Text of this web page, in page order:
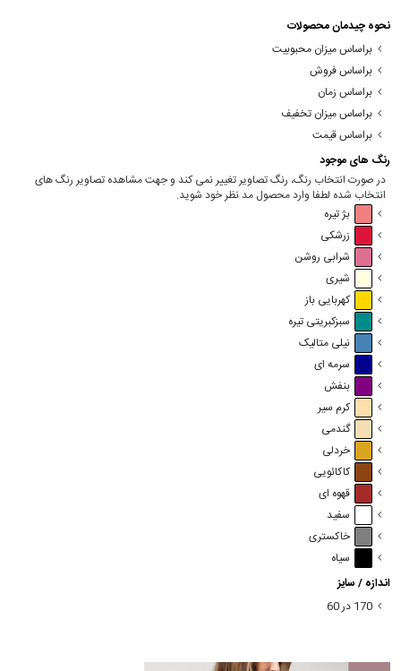
نحوه چیدمان محصولات
براساس میزان محبوبیت
براساس فروش
براساس زمان
براساس میزان تخفیف
براساس قیمت
رنگ های موجود
در صورت انتخاب رنگ، رنگ تصاویر تغییر نمی کند و جهت مشاهده تصاویر رنگ های
انتخاب شده لطفا وارد محصول مد نظر خود شوید.
بژ تیره
زرشکی
شرابی روشن
شیری
کهربایی باز
سبزکبریتی تیره
نیلی متالیک
سرمه ای
بنفش
کرم سیر
گندمی
خردلی
کاکائویی
قهوه ای
سفید
خاکستری
سیاه
اندازه / سایز
170 در 60